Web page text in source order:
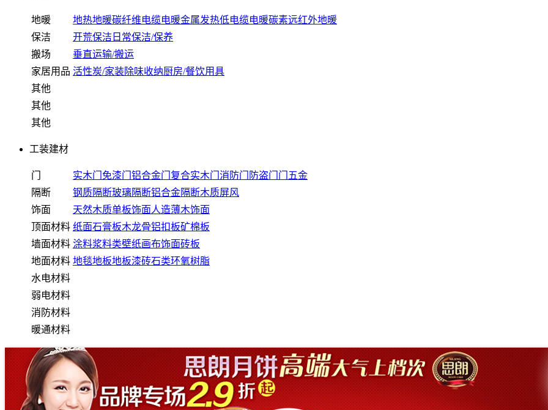
地暖 地热地暖碳纤维电缆电暖金属发热低电缆电暖碳素远红外地暖
保洁
开荒保洁 日常保洁/保养
搬场
垂直运输/搬运
家居用品 活性炭/家装除味收纳厨房/餐饮用具
其他
其他
其他
工装建材
门 实木门 免漆门 铝合金门 复合实木门 消防门 防盗门 门五金
隔断
钢质隔断玻璃隔断铝合金隔断木质屏风
饰面
天然木质单板饰面人造薄木饰面
顶面材料 纸面石膏板木龙骨铝扣板矿棉板
墙面材料 涂料浆料类壁纸画布饰面砖板
地面材料 地毯地板地板漆砖石类环氧树脂
水电材料
弱电材料
消防材料
暖通材料